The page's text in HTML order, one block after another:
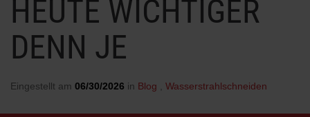
ERFAHREN SIE MEHR ÜBER DAS
WASSERSTRAHLSCHNEIDEN
HEUTE WICHTIGER
DENN JE
Eingestellt am 06/30/2026 in Blog Wasserstrahlschneiden